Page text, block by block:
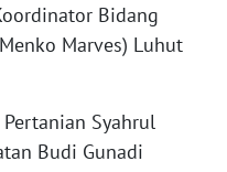
Bidang
Marves) Luhut
Syahrul
Budi Gunadi